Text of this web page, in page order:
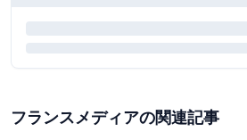
フランスメディアの関連記事